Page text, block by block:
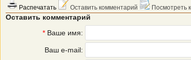
Распечатать Оставить комментарий Посмотреть
Оставить комментарий
* Ваше имя:
Ваш e-mail: